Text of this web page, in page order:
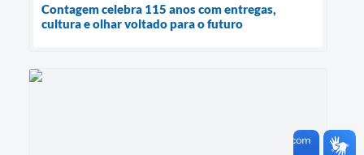
Contagem celebra 115 anos com entregas,
cultura e olhar voltado para o futuro